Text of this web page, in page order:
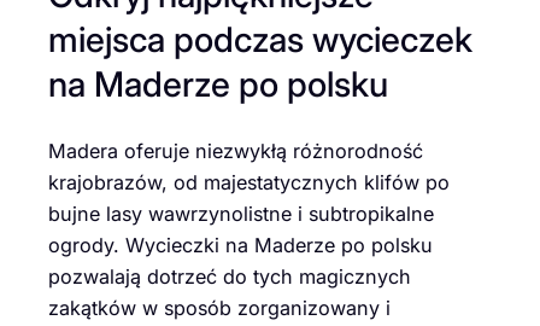
miejsca podczas wycieczek
na Maderze po polsku
Madera oferuje niezwykłą różnorodność
krajobrazów, od majestatycznych klifów po
bujne lasy wawrzynolistne i subtropikalne
ogrody. Wycieczki na Maderze po polsku
pozwalają dotrzeć do tych magicznych
zakątków w sposób zorganizowany i